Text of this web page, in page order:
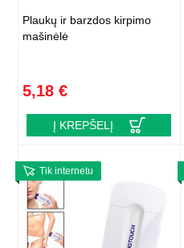
Plaukų ir barzdos kirpimo
mašinėlė
5,18 €
Į KREPŠELĮ
Tik internetu